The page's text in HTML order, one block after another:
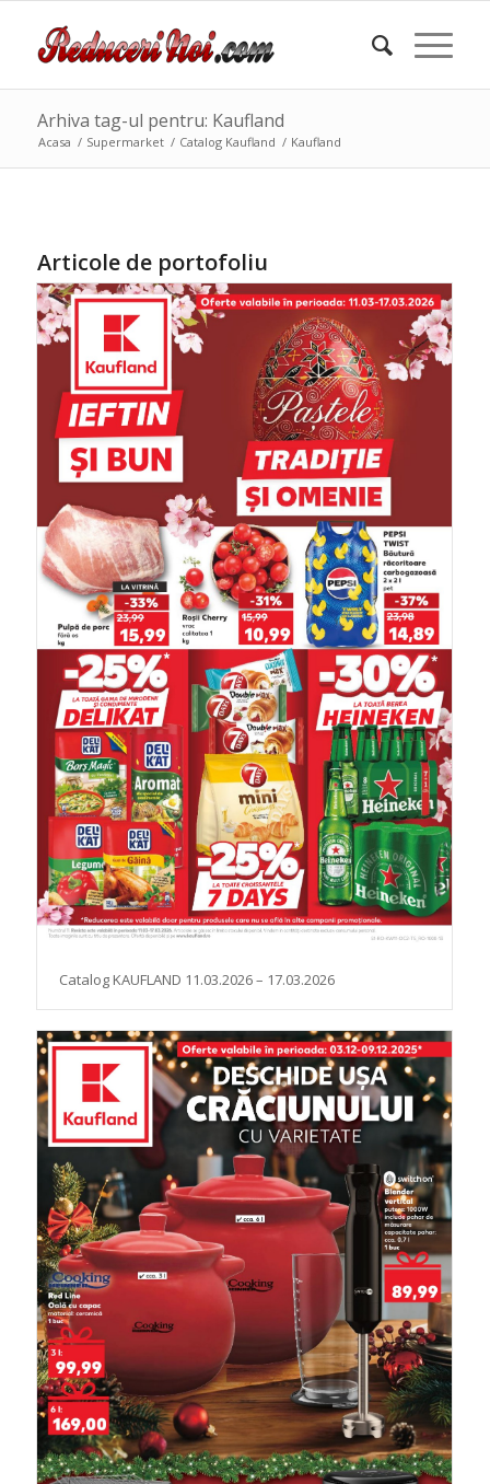
Arhiva tag-ul pentru: Kaufland
Acasa / Supermarket / Catalog Kaufland / Kaufland
Articole de portofoliu
Catalog KAUFLAND 11.03.2026 – 17.03.2026